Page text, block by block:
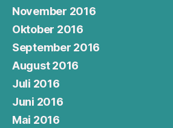
November 2016
Oktober 2016
September 2016
August 2016
Juli 2016
Juni 2016
Mai 2016